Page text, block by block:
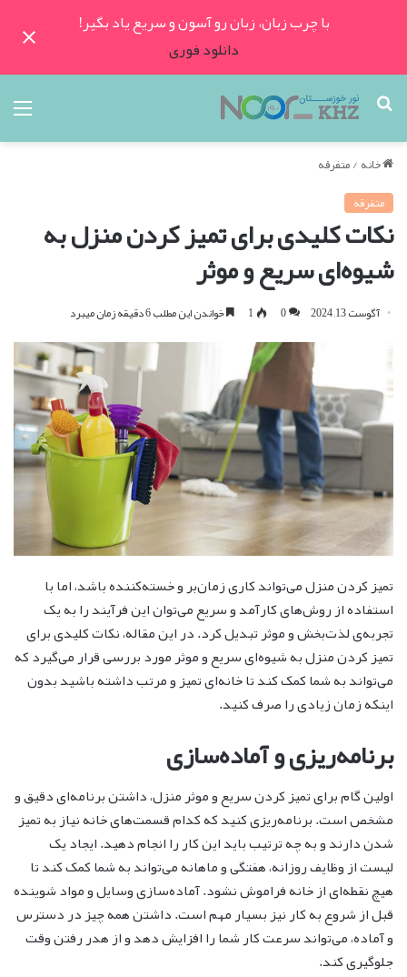
با چرب زبان، زبان رو آسون و سریع یاد بگیر!
دانلود فوری
جستجو
برای
خانه/متفرقه
متفرقه
نکات کلیدی برای تمیز کردن منزل به
شیوه‌ای سریع و موثر
آگوست 13, 2024 0
1 خواندن این مطلب 6 دقیقه زمان میبرد
تمیز کردن منزل می‌تواند کاری زمان‌بر و خسته‌کننده باشد، اما با
استفاده از روش‌های کارآمد و سریع می‌توان این فرآیند را به یک
تجربه‌ی لذت‌بخش و موثر تبدیل کرد. در این مقاله، نکات کلیدی برای
تمیز کردن منزل به شیوه‌ای سریع و موثر مورد بررسی قرار می‌گیرد که
می‌تواند به شما کمک کند تا خانه‌ای تمیز و مرتب داشته باشید بدون
اینکه زمان زیادی را صرف کنید.
برنامه‌ریزی و آماده‌سازی
اولین گام برای تمیز کردن سریع و موثر منزل، داشتن برنامه‌ای دقیق و
مشخص است. برنامه‌ریزی کنید که کدام قسمت‌های خانه نیاز به تمیز
شدن دارند و به چه ترتیب باید این کار را انجام دهید. ایجاد یک
لیست از وظایف روزانه، هفتگی و ماهانه می‌تواند به شما کمک کند تا
هیچ نقطه‌ای از خانه فراموش نشود. آماده‌سازی وسایل و مواد شوینده
قبل از شروع به کار نیز بسیار مهم است. داشتن همه چیز در دسترس
و آماده، می‌تواند سرعت کار شما را افزایش دهد و از هدر رفتن وقت
جلوگیری کند.